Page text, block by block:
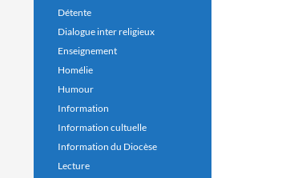
Détente
Dialogue inter religieux
Enseignement
Homélie
Humour
Information
Information cultuelle
Information du Diocèse
Lecture